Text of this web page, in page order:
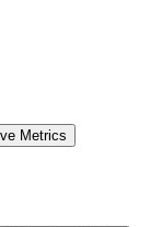
Metrics